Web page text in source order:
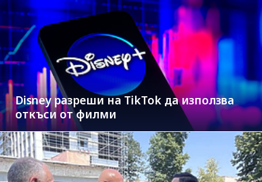
Disney разреши на TikTok да използва
откъси от филми